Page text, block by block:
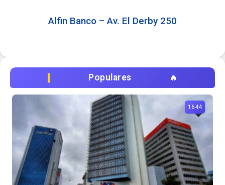
Alfin Banco – Av. El Derby 250
Populares
1644